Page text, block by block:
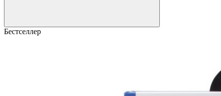
Бестселлер